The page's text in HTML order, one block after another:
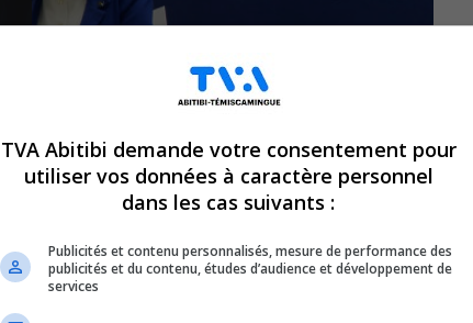
TVA Abitibi demande votre consentement pour
utiliser vos données à caractère personnel
dans les cas suivants :
Publicités et contenu personnalisés, mesure de performance des
publicités et du contenu, études d’audience et développement de
services